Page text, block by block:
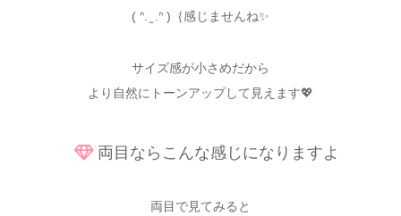
( ᐢ. ̫ .ᐢ )｛感じませんね✨
サイズ感が小さめだから
より自然にトーンアップして見えます💖
両目ならこんな感じになりますよ
両目で見てみると